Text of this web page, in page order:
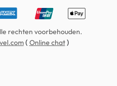
Visa, MasterCard, American
rechten voorbehouden.
( Online chat)